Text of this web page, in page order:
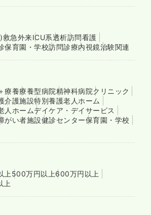
救急外来ICU系透析訪問看護
保育園・学校訪問診療内視鏡治験関連
療養療養型病院精神科病院クリニック
介護施設特別養護老人ホーム
人ホームデイケア・デイサービス
がい者施設健診センター保育園・学校
上 500万円以上600万円以上
上